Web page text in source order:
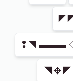
❢◥ ▬▬▬